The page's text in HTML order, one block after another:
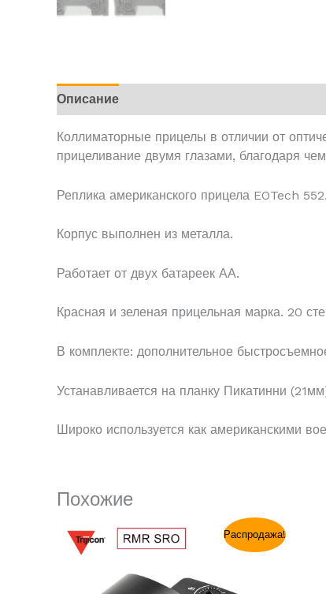
Описание
Коллиматорные прицелы в отличии от
прицеливание двумя глазами, благодаря
Реплика американского прицела EOTech 552.
Корпус выполнен из металла.
Работает от двух батареек АА.
Красная и зеленая прицельная марка. 20
В комплекте: дополнительное
Устанавливается на планку Пикатинни
Широко используется как американскими
Похожие
Распродажа!
Первоначальная
цена
$59.99.
Текущая
цена: